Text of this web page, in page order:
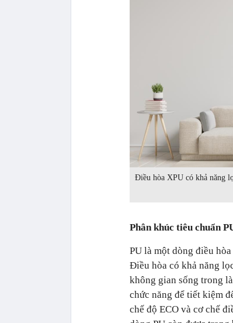
Điều hòa XPU có khả năng
Phân khúc tiêu chuẩn
PU là một dòng điều
Điều hòa có khả năng
không gian sống trong
chức năng để tiết kiệm
chế độ ECO và cơ chế